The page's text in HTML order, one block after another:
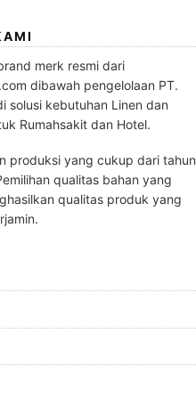
merk resmi dari
dibawah pengelolaan PT.
solusi kebutuhan Linen dan
Rumahsakit dan Hotel.
produksi yang cukup dari tahun
qualitas bahan yang
qualitas produk yang